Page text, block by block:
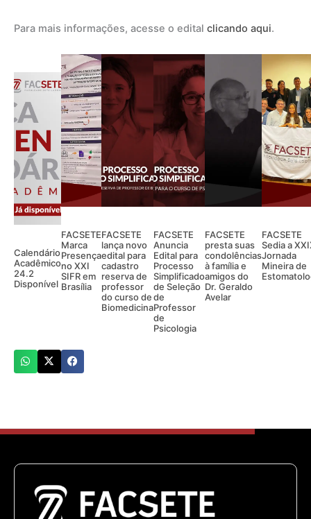
Para mais informações, acesse o edital clicando aqui.
Calendário
Acadêmico
24.2
Disponível
FACSETE
Marca
Presença
no XXI
SIFR em
Brasília
FACSETE
lança novo
edital para
cadastro
reserva de
professor
do curso de
Biomedicina
FACSETE
Anuncia
Edital para
Processo
Simplificado
de Seleção
de
Professor
de
Psicologia
FACSETE
presta suas
condolências
à família e
amigos do
Dr. Geraldo
Avelar
FACSETE
Sedia a
Jornada
Mineira de